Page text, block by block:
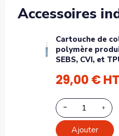
Accessoires
Cartouche de
polymère
SEBS, CVI, et
29,00 € HT
Ajouter